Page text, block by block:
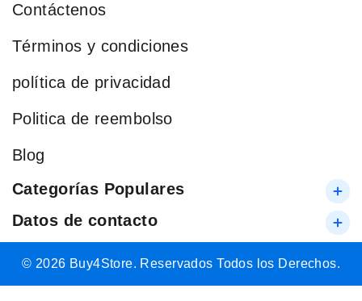
Contáctenos
Términos y condiciones
política de privacidad
Politica de reembolso
Blog
Categorías Populares
Datos de contacto
© 2026 Buy4Store. Reservados Todos los Derechos.